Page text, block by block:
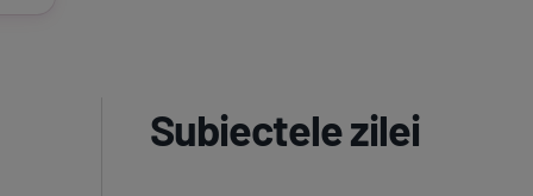
Subiectele zilei